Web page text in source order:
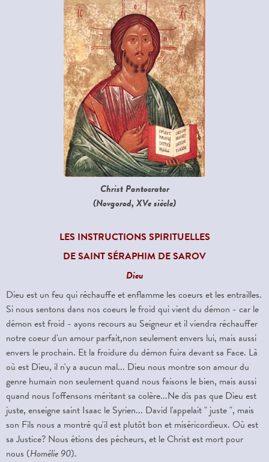
Christ Pantocrator
(Novgorod, XVe siècle)
LES INSTRUCTIONS SPIRITUELLES
DE SAINT SÉRAPHIM DE SAROV
Dieu
Dieu est un feu qui réchauffe et enflamme les coeurs et les entrailles.
Si nous sentons dans nos coeurs le froid qui vient du démon - car le
démon est froid - ayons recours au Seigneur et il viendra réchauffer
notre coeur d'un amour parfait,non seulement envers lui, mais aussi
envers le prochain. Et la froidure du démon fuira devant sa Face. Là
où est Dieu, il n'y a aucun mal... Dieu nous montre son amour du
genre humain non seulement quand nous faisons le bien, mais aussi
quand nous l'offensons méritant sa colère...Ne dis pas que Dieu est
juste, enseigne saint Isaac le Syrien... David l'appelait " juste ", mais
son Fils nous a montré qu'il est plutôt bon et miséricordieux. Où est
sa Justice? Nous étions des pécheurs, et le Christ est mort pour
nous (Homélie 90).